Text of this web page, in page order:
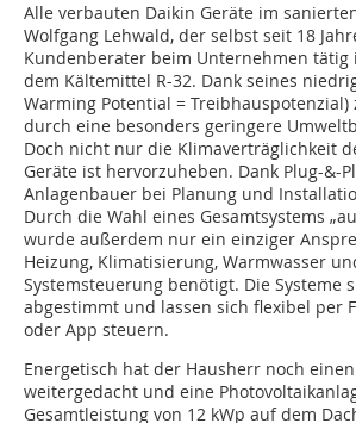
Alle verbauten Daikin Geräte im
Wolfgang Lehwald, der selbst seit 18
Kundenberater beim Unternehmen
dem Kältemittel R-32. Dank seines
Warming Potential = Treibhauspotenzial)
durch eine besonders geringere
Doch nicht nur die Klimaverträglichkeit
Geräte ist hervorzuheben. Dank Plug-&-
Anlagenbauer bei Planung und
Durch die Wahl eines Gesamtsystems
wurde außerdem nur ein einziger
Heizung, Klimatisierung, Warmwasser
Systemsteuerung benötigt. Die Systeme
abgestimmt und lassen sich flexibel per
oder App steuern.
Energetisch hat der Hausherr noch
weitergedacht und eine
Gesamtleistung von 12 kWp auf dem